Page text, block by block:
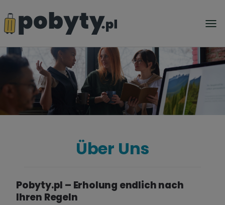
Über Uns
Pobyty.pl – Erholung endlich nach
Ihren Regeln